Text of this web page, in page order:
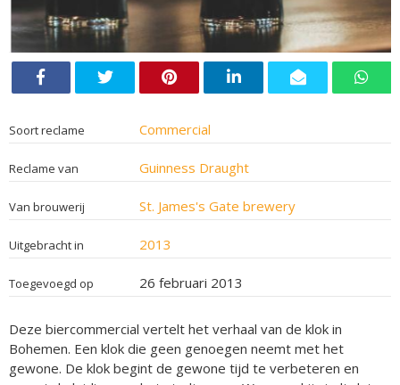
Soort reclame Commercial
Reclame van Guinness Draught
Van brouwerij St. James's Gate brewery
Uitgebracht in 2013
Toegevoegd op 26 februari 2013
Deze biercommercial vertelt het verhaal van de klok in
Bohemen. Een klok die geen genoegen neemt met het
gewone. De klok begint de gewone tijd te verbeteren en